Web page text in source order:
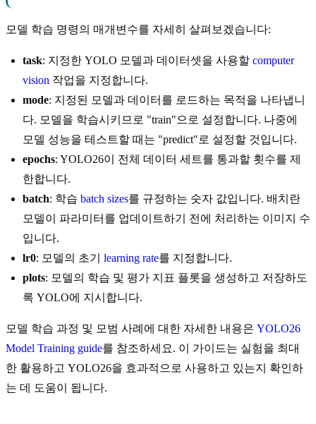
모델 학습 명령의 매개변수를 자세히 살펴보겠습니다:
task: 지정한 YOLO 모델과 데이터셋을 사용할 computer
vision 작업을 지정합니다.
mode: 지정된 모델과 데이터를 로드하는 목적을 나타냅니
다. 모델을 학습시키므로 "train"으로 설정합니다. 나중에
모델 성능을 테스트할 때는 "predict"로 설정할 것입니다.
epochs: YOLO26이 전체 데이터 세트를 통과할 횟수를 제
한합니다.
batch: 학습 batch sizes를 규정하는 숫자 값입니다. 배치란
모델이 파라미터를 업데이트하기 전에 처리하는 이미지 수
입니다.
lr0: 모델의 초기 learning rate를 지정합니다.
plots: 모델의 학습 및 평가 지표 플롯을 생성하고 저장하도
록 YOLO에 지시합니다.
모델 학습 과정 및 모범 사례에 대한 자세한 내용은 YOLO26
Model Training guide를 참조하세요. 이 가이드는 실험을 최대
한 활용하고 YOLO26을 효과적으로 사용하고 있는지 확인하
는 데 도움이 됩니다.